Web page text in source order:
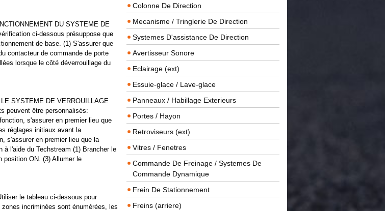
DU SYSTEME DE
ci-dessous présuppose que
de base. (1) S'assurer que
contacteur de commande de porte
lorsque le côté déverrouillage du
SYSTEME DE VERROUILLAGE
peuvent être personnalisés:
s'assurer en premier lieu que
réglages initiaux avant la
s'assurer en premier lieu que la
l'aide du Techstream (1) Brancher le
position ON. (3) Allumer le
le tableau ci-dessous pour
incriminées sont énumérées, les
Colonne De Direction
Mecanisme / Tringlerie De Direction
Systemes D'assistance De Direction
Avertisseur Sonore
Eclairage (ext)
Essuie-glace / Lave-glace
Panneaux / Habillage Exterieurs
Portes / Hayon
Retroviseurs (ext)
Vitres / Fenetres
Commande De Freinage / Systemes De
Commande Dynamique
Frein De Stationnement
Freins (arriere)